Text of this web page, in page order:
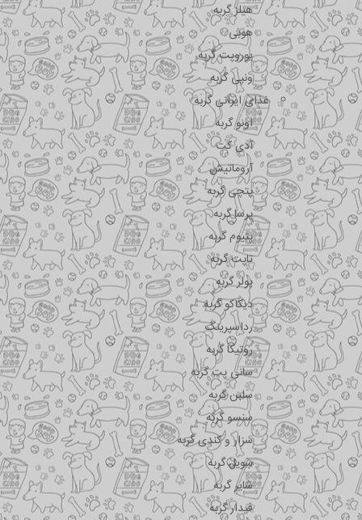
هیلز گربه
هوبی
یوروپت گربه
ونپی گربه
غذای ایرانی گربه
اونو گربه
آدی کت
آروماتیش
پتچی گربه
پرسا گربه
پتیوم گربه
تاپت گربه
پولر گربه
دیکاکو گربه
رداسپرینگ
روتیکا گربه
سانی پت گربه
سلبن گربه
سنسو گربه
سزار و کندی گربه
سویل گربه
شایر گربه
فیدار گربه